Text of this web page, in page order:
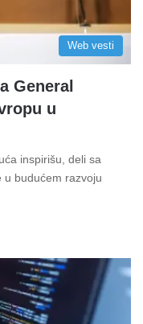
Web vesti
General
u
inspirišu, deli sa
u budućem razvoju